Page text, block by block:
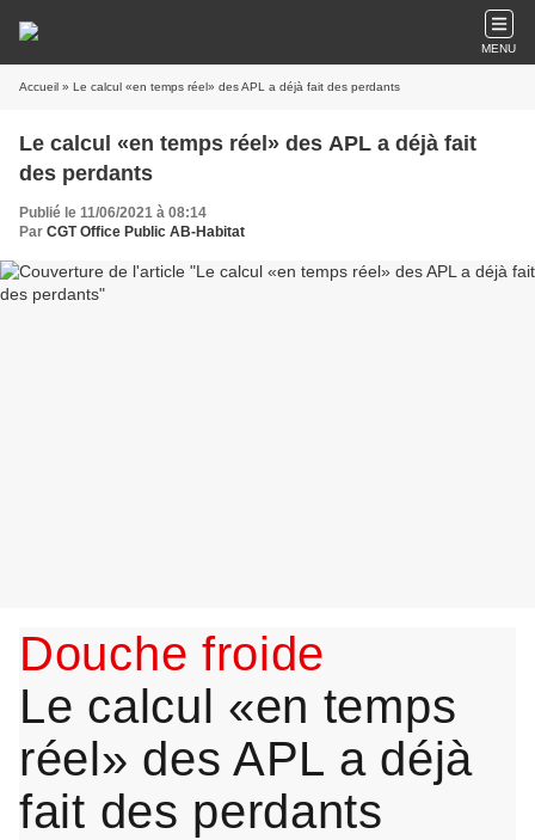
MENU
Accueil » Le calcul «en temps réel» des APL a déjà fait des perdants
Le calcul «en temps réel» des APL a déjà fait
des perdants
Publié le 11/06/2021 à 08:14
Par CGT Office Public AB-Habitat
Douche froide
Le calcul «en temps
réel» des APL a déjà
fait des perdants